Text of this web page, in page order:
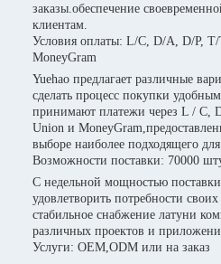
заказы.обеспечение
клиентам.
Условия оплаты: L/C, D/A, D/P, T/
MoneyGram
Yuehao предлагает различные
сделать процесс покупки
принимают платежи через L / C,
Union и
выборе наиболее подходящего
Возможности поставки: 70000
С недельной мощностью
удовлетворить потребности
стабильное снабжение латуни
различных проектов и
Услуги: OEM,ODM или на заказ